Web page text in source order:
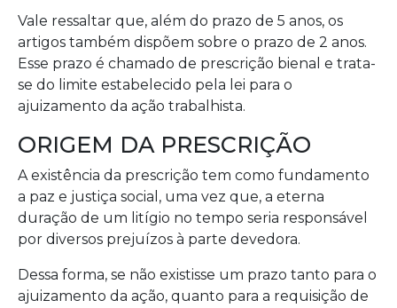
Vale ressaltar que, além do prazo de 5 anos, os
artigos também dispõem sobre o prazo de 2 anos.
Esse prazo é chamado de prescrição bienal e trata-
se do limite estabelecido pela lei para o
ajuizamento da ação trabalhista.
ORIGEM DA PRESCRIÇÃO
A existência da prescrição tem como fundamento
a paz e justiça social, uma vez que, a eterna
duração de um litígio no tempo seria responsável
por diversos prejuízos à parte devedora.
Dessa forma, se não existisse um prazo tanto para o
ajuizamento da ação, quanto para a requisição de